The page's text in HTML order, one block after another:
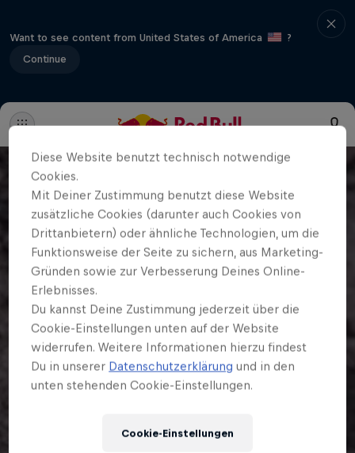
Want to see content from United States of America
?
Continue
Diese Website benutzt technisch notwendige
Cookies.
Mit Deiner Zustimmung benutzt diese Website
zusätzliche Cookies (darunter auch Cookies von
Drittanbietern) oder ähnliche Technologien, um die
Funktionsweise der Seite zu sichern, aus Marketing-
Gründen sowie zur Verbesserung Deines Online-
Erlebnisses.
Du kannst Deine Zustimmung jederzeit über die
Cookie-Einstellungen unten auf der Website
widerrufen. Weitere Informationen hierzu findest
Du in unserer Datenschutzerklärung und in den
unten stehenden Cookie-Einstellungen.
Cookie-Einstellungen